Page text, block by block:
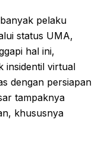
pelaku
status UMA,
hal ini,
insidentil virtual
dengan persiapan
tampaknya
khususnya